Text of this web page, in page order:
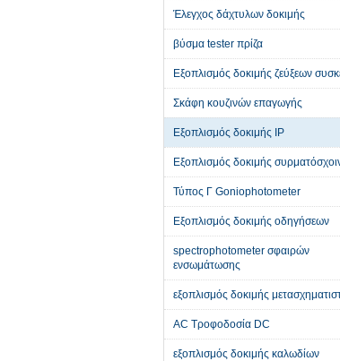
Έλεγχος δάχτυλων δοκιμής
βύσμα tester πρίζα
Εξοπλισμός δοκιμής ζεύξεων
Σκάφη κουζινών επαγωγής
Εξοπλισμός δοκιμής IP
Εξοπλισμός δοκιμής
Τύπος Γ Goniophotometer
Εξοπλισμός δοκιμής οδηγήσεων
spectrophotometer σφαιρών
ενσωμάτωσης
εξοπλισμός δοκιμής
AC Τροφοδοσία DC
εξοπλισμός δοκιμής καλωδίων